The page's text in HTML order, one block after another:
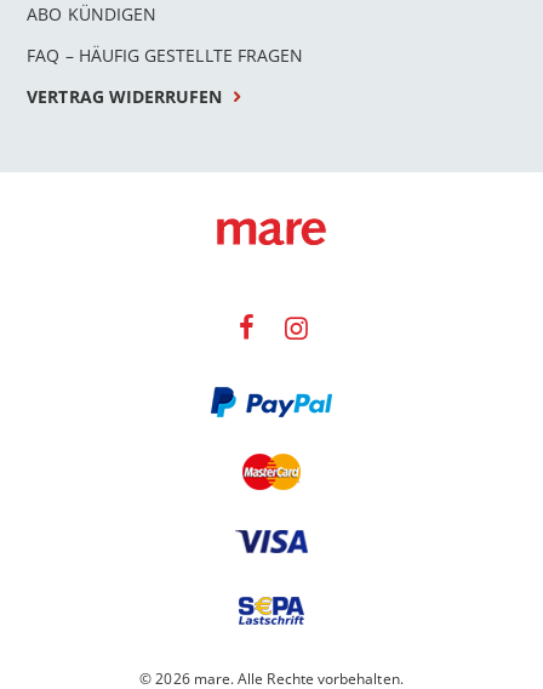
ABO KÜNDIGEN
FAQ – HÄUFIG GESTELLTE FRAGEN
VERTRAG WIDERRUFEN
© 2026 mare. Alle Rechte vorbehalten.